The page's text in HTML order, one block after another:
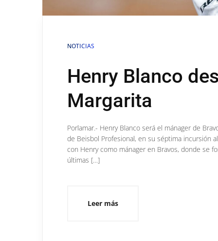
NOTICIAS
Henry Blanco
Margarita
Porlamar.- Henry Blanco será el mánager de
de Beisbol Profesional, en su séptima incursión
con Henry como mánager en Bravos, donde se
últimas […]
Leer más